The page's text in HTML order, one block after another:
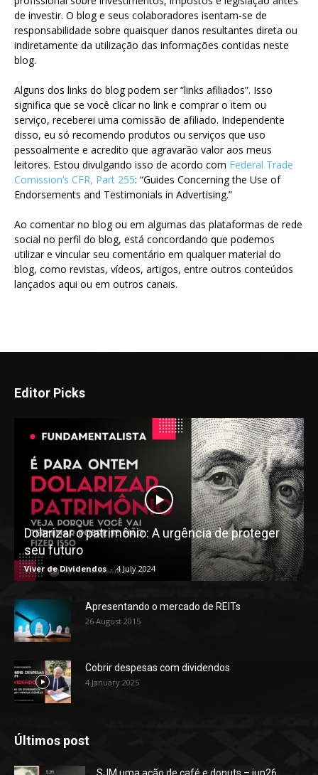
de investir. O blog e seus colaboradores isentam-se de
responsabilidade sobre quaisquer danos resultantes direta ou
indiretamente da utilização das informações contidas neste
blog.
Alguns dos links do blog podem ser “links afiliados”. Isso
significa que se você clicar no link e comprar o item ou
serviço, receberei uma comissão de afiliado. Independente
disso, eu só recomendo produtos ou serviços que uso
pessoalmente e acredito que agravarão valor aos meus
leitores. Estou divulgando isso de acordo com Federal Trade
Comission’s CFR, Part 255: “Guides Concerning the Use of
Endorsements and Testimonials in Advertising.”
Ao comentar no blog ou em algumas das plataformas de rede
social no perfil do blog, está concordando que podemos
utilizar e vincular seu comentário em qualquer material do
blog, como revistas, vídeos, artigos, entre outros conteúdos
lançados aqui ou em outros canais.
Editor Picks
Dolarizar o patrimônio: A urgência de proteger
seu futuro
Viver de Dividendos - 4 July 2024
Apresentando o mercado de REITs
26 August 2015
Cobrir despesas com dividendos
4 January 2025
Últimos post